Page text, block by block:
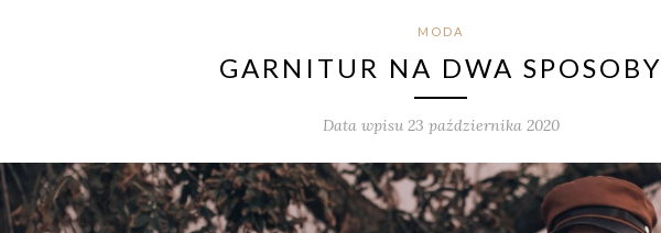
MODA
GARNITUR NA DWA SPOSOBY
Data wpisu 23 października 2020